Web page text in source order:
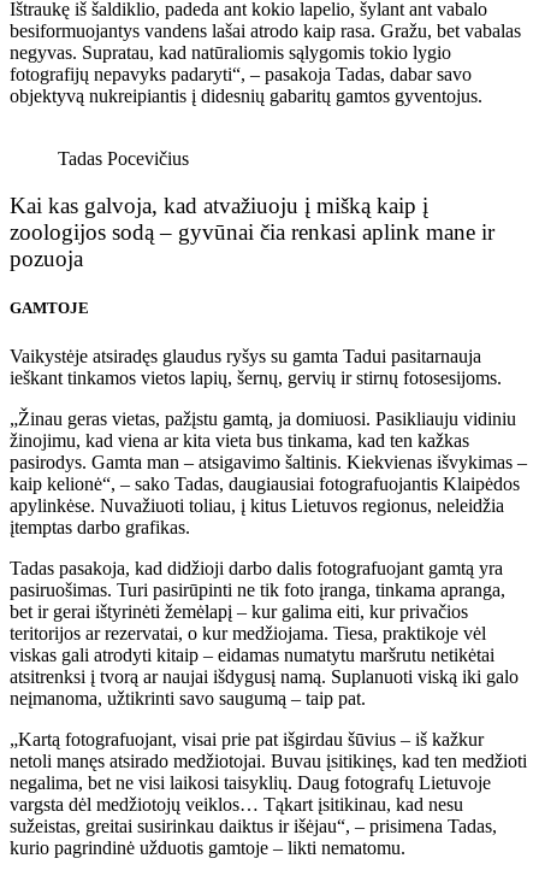
Ištraukę iš šaldiklio, padeda ant kokio lapelio, šylant ant vabalo
besiformuojantys vandens lašai atrodo kaip rasa. Gražu, bet vabalas
negyvas. Supratau, kad natūraliomis sąlygomis tokio lygio
fotografijų nepavyks padaryti“, – pasakoja Tadas, dabar savo
objektyvą nukreipiantis į didesnių gabaritų gamtos gyventojus.
Tadas Pocevičius
Kai kas galvoja, kad atvažiuoju į mišką kaip į
zoologijos sodą – gyvūnai čia renkasi aplink mane ir
pozuoja
GAMTOJE
Vaikystėje atsiradęs glaudus ryšys su gamta Tadui pasitarnauja
ieškant tinkamos vietos lapių, šernų, gervių ir stirnų fotosesijoms.
„Žinau geras vietas, pažįstu gamtą, ja domiuosi. Pasikliauju vidiniu
žinojimu, kad viena ar kita vieta bus tinkama, kad ten kažkas
pasirodys. Gamta man – atsigavimo šaltinis. Kiekvienas išvykimas –
kaip kelionė“, – sako Tadas, daugiausiai fotografuojantis Klaipėdos
apylinkėse. Nuvažiuoti toliau, į kitus Lietuvos regionus, neleidžia
įtemptas darbo grafikas.
Tadas pasakoja, kad didžioji darbo dalis fotografuojant gamtą yra
pasiruošimas. Turi pasirūpinti ne tik foto įranga, tinkama apranga,
bet ir gerai ištyrinėti žemėlapį – kur galima eiti, kur privačios
teritorijos ar rezervatai, o kur medžiojama. Tiesa, praktikoje vėl
viskas gali atrodyti kitaip – eidamas numatytu maršrutu netikėtai
atsitrenksi į tvorą ar naujai išdygusį namą. Suplanuoti viską iki galo
neįmanoma, užtikrinti savo saugumą – taip pat.
„Kartą fotografuojant, visai prie pat išgirdau šūvius – iš kažkur
netoli manęs atsirado medžiotojai. Buvau įsitikinęs, kad ten medžioti
negalima, bet ne visi laikosi taisyklių. Daug fotografų Lietuvoje
vargsta dėl medžiotojų veiklos… Tąkart įsitikinau, kad nesu
sužeistas, greitai susirinkau daiktus ir išėjau“, – prisimena Tadas,
kurio pagrindinė užduotis gamtoje – likti nematomu.